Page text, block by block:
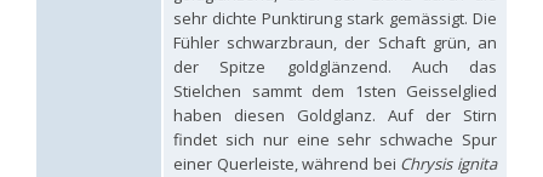
Hedychridium homeopathicumAbeille, 1879
Móczár, 1964
Perraudin, 1978
Linsenmaier, 1959
Linsenmaier, 1959
Hedychridium incrassatum mavromoustakisi
Enslin, 1950
Abeille, 1879
sehr dichte Punktirung stark gemässigt. Die
Fühler schwarzbraun, der Schaft grün, an
der Spitze goldglänzend. Auch das
Stielchen sammt dem 1sten Geisselglied
haben diesen Goldglanz. Auf der Stirn
findet sich nur eine sehr schwache Spur
einer Querleiste, während bei Chrysis ignita